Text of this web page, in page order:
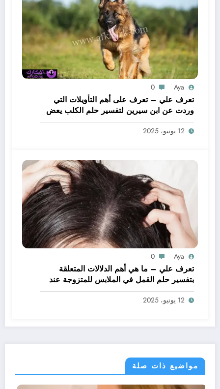
Aya
0
تعرف علي – تعرف على أهم التأويلات التي
وردت عن ابن سيرين لتفسير حلم الكلب يعض
يدي – بالتفصيل
12 يونيو، 2025
Aya
0
تعرف علي – ما هي أهم الدلالات المتعلقة
بتفسير حلم القمل في الملابس للمتزوجة عند
ابن سيرين؟ – بالتفصيل
12 يونيو، 2025
مواضيع ذات صلة